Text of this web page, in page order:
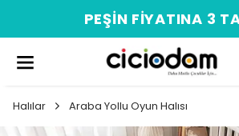
PEŞIN FIYATINA 3
Halılar Araba Yollu Oyun Halısı